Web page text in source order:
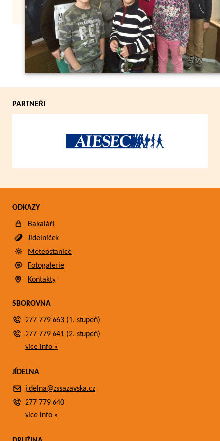
Zpět
PARTNEŘI
ODKAZY
Bakaláři
Jídelníček
Meteostanice
Fotogalerie
Kontakty
SBOROVNA
277 779 663 (1. stupeň)
277 779 641 (2. stupeň)
více info »
JÍDELNA
jidelna@zssazavska.cz
277 779 640
více info »